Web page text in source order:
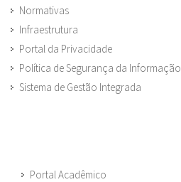
Normativas
Infraestrutura
Portal da Privacidade
Política de Segurança da Informação
Sistema de Gestão Integrada
Portal Acadêmico